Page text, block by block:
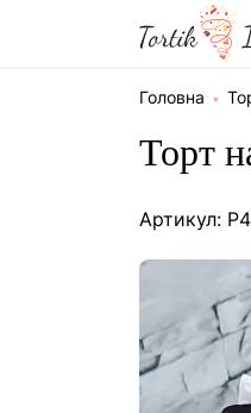
Головна
Торт
Артикул: